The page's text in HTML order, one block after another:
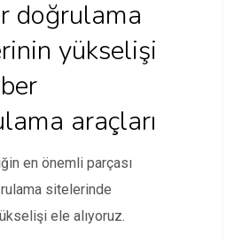
doğrulama
yükselişi
araçları
en önemli parçası
sitelerinde
ele alıyoruz.